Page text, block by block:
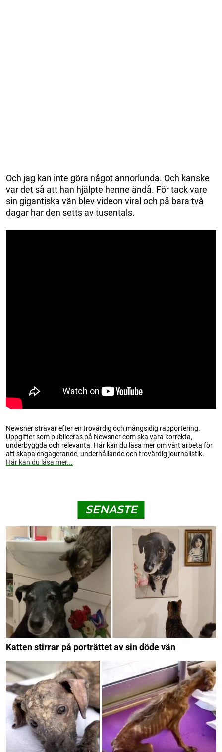
Och jag kan inte göra något annorlunda. Och kanske
var det så att han hjälpte henne ändå. För tack vare
sin gigantiska vän blev videon viral och på bara två
dagar har den setts av tusentals.
Newsner strävar efter en trovärdig och mångsidig rapportering.
Uppgifter som publiceras på Newsner.com ska vara korrekta,
underbyggda och relevanta. Här kan du läsa mer om vårt arbeta för
att skapa engagerande, underhållande och trovärdig journalistik.
Här kan du läsa mer...
SENASTE
Katten stirrar på porträttet av sin döde vän